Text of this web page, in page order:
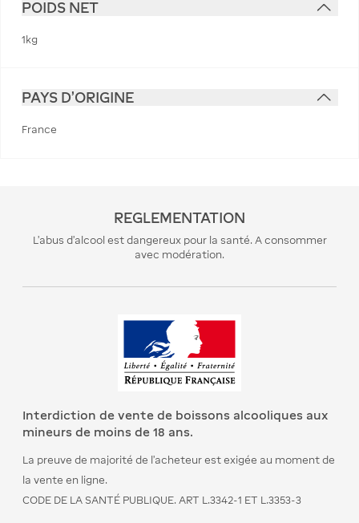
POIDS NET
1kg
PAYS D'ORIGINE
France
REGLEMENTATION
L’abus d’alcool est dangereux pour la santé. A consommer
avec modération.
Interdiction de vente de boissons alcooliques aux
mineurs de moins de 18 ans.
La preuve de majorité de l’acheteur est exigée au moment de
la vente en ligne.
CODE DE LA SANTÉ PUBLIQUE. ART L.3342-1 ET L.3353-3